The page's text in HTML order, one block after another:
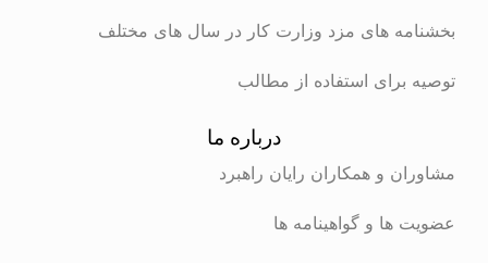
بخشنامه های مزد وزارت کار در سال های مختلف
توصیه برای استفاده از مطالب
درباره ما
مشاوران و همکاران رایان راهبرد
عضویت ها و گواهینامه ها